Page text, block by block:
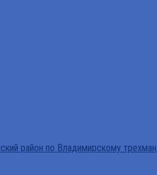
район по Владимирскому